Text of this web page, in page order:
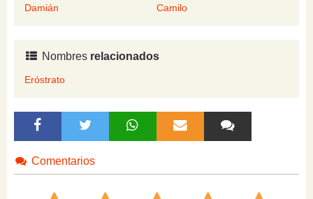
Damián
Camilo
Nombres relacionados
Eróstrato
Comentarios